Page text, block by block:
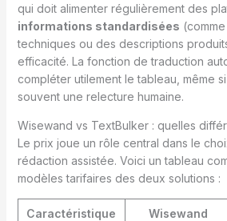
qui doit alimenter régulièrement des
informations standardisées
techniques ou des descriptions
efficacité. La fonction de traduction
compléter utilement le tableau, même
souvent une relecture humaine.
Wisewand vs TextBulker : quelles
Le prix joue un rôle central dans le
rédaction assistée. Voici un tableau
modèles tarifaires des deux solutions :
Caractéristique Wisewand